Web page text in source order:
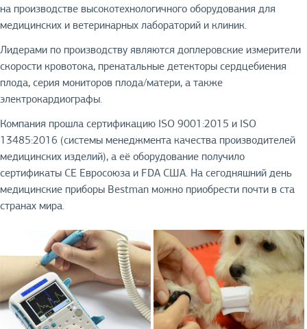
на производстве высокотехнологичного оборудования для
медицинских и ветеринарных лабораторий и клиник.
Лидерами по производству являются доплеровские измерители
скорости кровотока, пренатальные детекторы сердцебиения
плода, серия мониторов плода/матери, а также
электрокардиографы.
Компания прошла сертификацию ISO 9001:2015 и ISO
13485:2016 (системы менеджмента качества производителей
медицинских изделий), а её оборудование получило
сертификаты CE Евросоюза и FDA США. На сегодняшний день
медицинские приборы Bestman можно приобрести почти в ста
странах мира.